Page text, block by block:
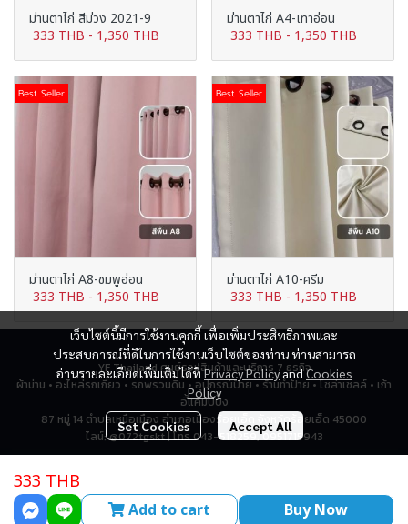
ม่านตาไก่ สีม่วง 2021-9
333 THB - 1,350 THB
ม่านตาไก่ A4-เทาอ่อน
333 THB - 1,350 THB
Best Seller
ม่านตาไก่ A8-ชมพูอ่อน
333 THB - 1,350 THB
Best Seller
ม่านตาไก่ A10-ครีม
333 THB - 1,350 THB
333 THB
Add to cart Buy Now
เว็บไซต์นี้มีการใช้งานคุกกี้ เพื่อเพิ่มประสิทธิภาพและ
ประสบการณ์ที่ดีในการใช้งานเว็บไซต์ของท่าน ท่านสามารถ
อ่านรายละเอียดเพิ่มเติมได้ที่Privacy PolicyandCookies
Policy
Set Cookies Accept All
YF Thailand ศูนย์รวมสินค้าและบริการ 7 ธุรกิจ
ผ้าม่าน • อะไหล่รถเกี่ยว • รถพรวนดิน • อุปกรณ์ป้าย • ร้านทำป้าย • โซล่าเซลล์ • เก้า
อี้แคมป์ปิ้ง
87 หมู่ 14 ตำบลเหนือเมือง อำเภอเมืองร้อยเอ็ด จังหวัดร้อยเอ็ด 45000
ไลน์: @072tgskt | โทร 043-518259, 0951715943
Total Visitor2,806,823